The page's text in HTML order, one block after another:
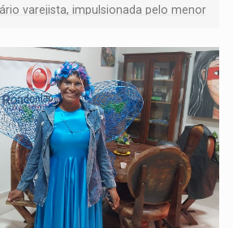
varejista, impulsionada pelo menor